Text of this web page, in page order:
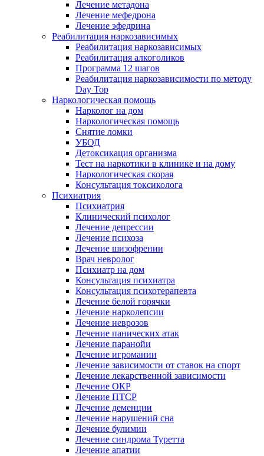
Лечение метадона
Лечение мефедрона
Лечение эфедрина
Реабилитация наркозависимых
Реабилитация наркозависимых
Реабилитация алкоголиков
Программа 12 шагов
Реабилитация наркозависимости по методу
Day Top
Наркологическая помощь
Нарколог на дом
Наркологическая помощь
Снятие ломки
УБОД
Детоксикация организма
Тест на наркотики в клинике и на дому
Наркологическая скорая
Консультация токсиколога
Психиатрия
Психиатрия
Клинический психолог
Лечение депрессии
Лечение психоза
Лечение шизофрении
Врач невролог
Психиатр на дом
Консультация психиатра
Консультация психотерапевта
Лечение белой горячки
Лечение нарколепсии
Лечение неврозов
Лечение панических атак
Лечение паранойи
Лечение игромании
Лечение зависимости от ставок на спорт
Лечение лекарственной зависимости
Лечение ОКР
Лечение ПТСР
Лечение деменции
Лечение нарушений сна
Лечение булимии
Лечение синдрома Туретта
Лечение апатии